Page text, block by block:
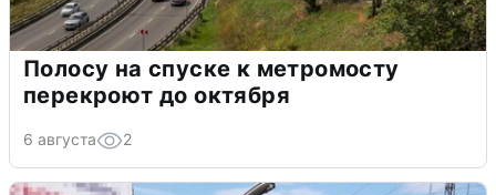
Полосу на спуске к метромосту
перекроют до октября
6 августа 2